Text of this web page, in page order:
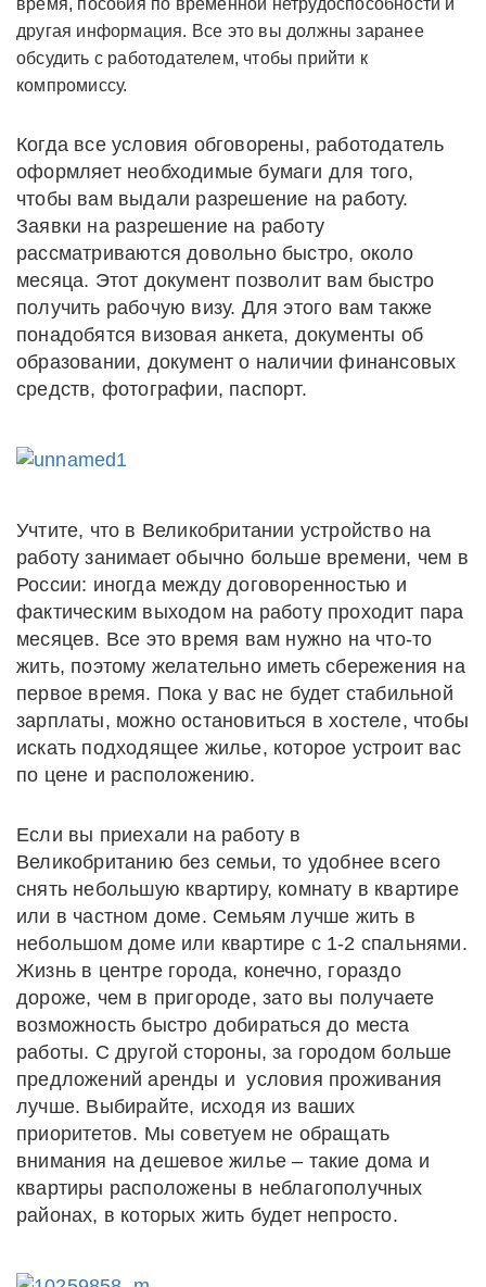
время, пособия по временной нетрудоспособности и
другая информация. Все это вы должны заранее
обсудить с работодателем, чтобы прийти к
компромиссу.
Когда все условия обговорены, работодатель
оформляет необходимые бумаги для того,
чтобы вам выдали разрешение на работу.
Заявки на разрешение на работу
рассматриваются довольно быстро, около
месяца. Этот документ позволит вам быстро
получить рабочую визу. Для этого вам также
понадобятся визовая анкета, документы об
образовании, документ о наличии финансовых
средств, фотографии, паспорт.
Учтите, что в Великобритании устройство на
работу занимает обычно больше времени, чем в
России: иногда между договоренностью и
фактическим выходом на работу проходит пара
месяцев. Все это время вам нужно на что-то
жить, поэтому желательно иметь сбережения на
первое время. Пока у вас не будет стабильной
зарплаты, можно остановиться в хостеле, чтобы
искать подходящее жилье, которое устроит вас
по цене и расположению.
Если вы приехали на работу в
Великобританию без семьи, то удобнее всего
снять небольшую квартиру, комнату в квартире
или в частном доме. Семьям лучше жить в
небольшом доме или квартире с 1-2 спальнями.
Жизнь в центре города, конечно, гораздо
дороже, чем в пригороде, зато вы получаете
возможность быстро добираться до места
работы. С другой стороны, за городом больше
предложений аренды и условия проживания
лучше. Выбирайте, исходя из ваших
приоритетов. Мы советуем не обращать
внимания на дешевое жилье – такие дома и
квартиры расположены в неблагополучных
районах, в которых жить будет непросто.